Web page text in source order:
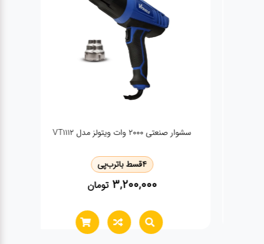
سشوار صنعتی 2000 وات ویتولز مدل VT1112
4قسط باترب‌پی
3,200,000 تومان